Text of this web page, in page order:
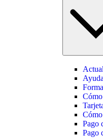
Pago
Pago